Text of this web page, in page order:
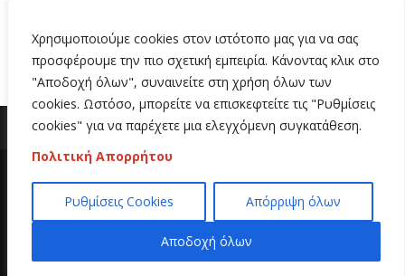
Χρησιμοποιούμε cookies στον ιστότοπο μας για να σας
προσφέρουμε την πιο σχετική εμπειρία. Κάνοντας κλικ στο
"Αποδοχή όλων", συναινείτε στη χρήση όλων των
cookies. Ωστόσο, μπορείτε να επισκεφτείτε τις "Ρυθμίσεις
cookies" για να παρέχετε μια ελεγχόμενη συγκατάθεση.
Πολιτική Απορρήτου
Ρυθμίσεις Cookies Απόρριψη όλων
Αποδοχή όλων
Copyright 2020 | All Rights Reserved | Κατασκευή
ιστοσελίδων
Hi Web